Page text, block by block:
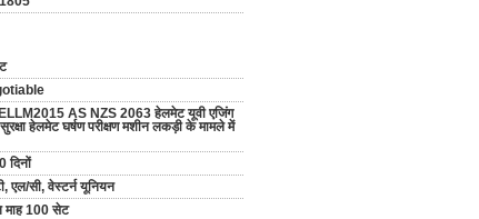
AS NZS 2063 हेलमेट यूवी एजिंग
हेलमेट घर्षण परीक्षण मशीन लकड़ी के मामले में
दिनों
एल/सी, वेस्टर्न यूनियन
माह 100 सेट